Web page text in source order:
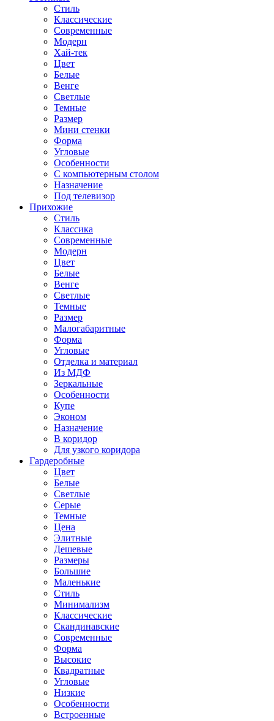
Стиль
Классические
Современные
Модерн
Хай-тек
Цвет
Белые
Венге
Светлые
Темные
Размер
Мини стенки
Форма
Угловые
Особенности
С компьютерным столом
Назначение
Под телевизор
Прихожие
Стиль
Классика
Современные
Модерн
Цвет
Белые
Венге
Светлые
Темные
Размер
Малогабаритные
Форма
Угловые
Отделка и материал
Из МДФ
Зеркальные
Особенности
Купе
Эконом
Назначение
В коридор
Для узкого коридора
Гардеробные
Цвет
Белые
Светлые
Серые
Темные
Цена
Элитные
Дешевые
Размеры
Большие
Маленькие
Стиль
Минимализм
Классические
Скандинавские
Современные
Форма
Высокие
Квадратные
Угловые
Низкие
Особенности
Встроенные